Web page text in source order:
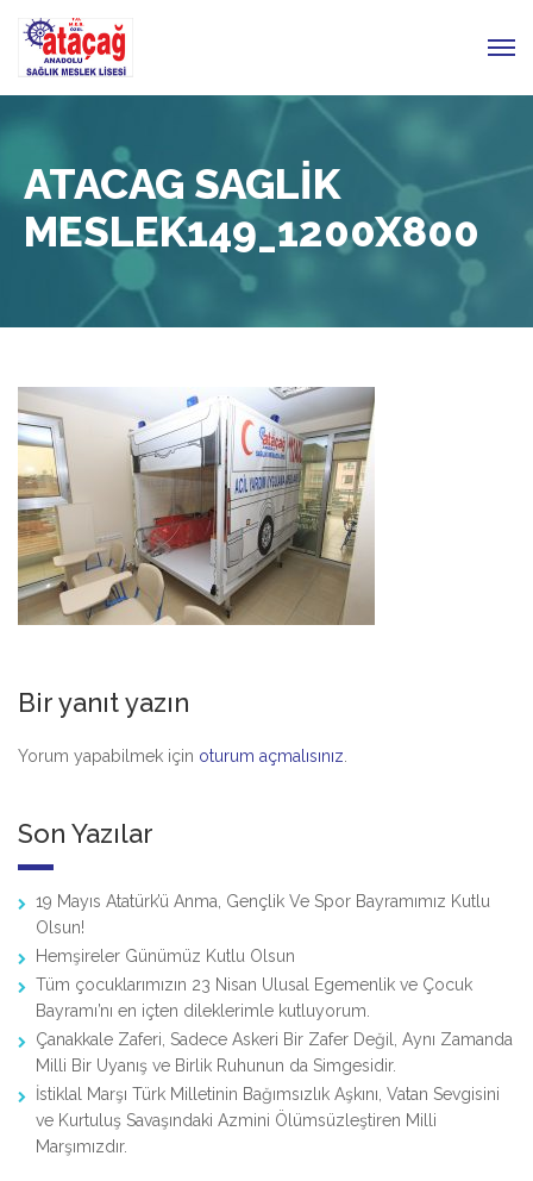
ATACAG SAGLIK
MESLEK149_1200X800
Bir yanıt yazın
Yorum yapabilmek için oturum açmalısınız
Son Yazılar
19 Mayıs Atatürk’ü Anma, Gençlik Ve Spor Bayramımız Kutlu
Olsun!
Hemşireler Günümüz Kutlu Olsun
Tüm çocuklarımızın 23 Nisan Ulusal Egemenlik ve Çocuk
Bayramı’nı en içten dileklerimle kutluyorum.
Çanakkale Zaferi, Sadece Askeri Bir Zafer Değil, Aynı Zamanda
Milli Bir Uyanış ve Birlik Ruhunun da Simgesidir.
İstiklal Marşı Türk Milletinin Bağımsızlık Aşkını, Vatan Sevgisini
ve Kurtuluş Savaşındaki Azmini Ölümsüzleştiren Milli
Marşımızdır.